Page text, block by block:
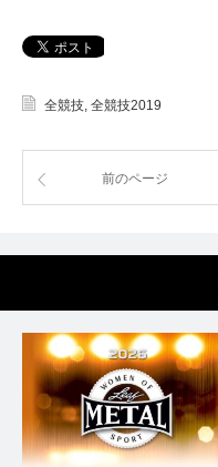
全競技, 全競技2019
前のページ